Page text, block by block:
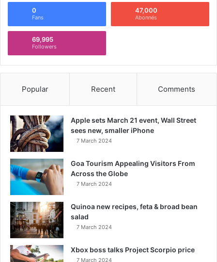
0
Fans
47,000
Abonnés
69,995
Followers
Popular Recent Comments
Apple sets March 21 event, Wall Street
sees new, smaller iPhone
7 March 2024
Goa Tourism Appealing Visitors From
Across the Globe
7 March 2024
Quinoa new recipes, feta & broad bean
salad
7 March 2024
Xbox boss talks Project Scorpio price
7 March 2024